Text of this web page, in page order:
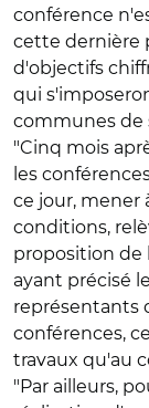
conférence
cette dernière
d'objectifs
qui
communes de
"Cinq mois
les
ce jour, mener
conditions,
proposition de
ayant précisé
représentants
conférences,
travaux qu'au
"Par ailleurs,